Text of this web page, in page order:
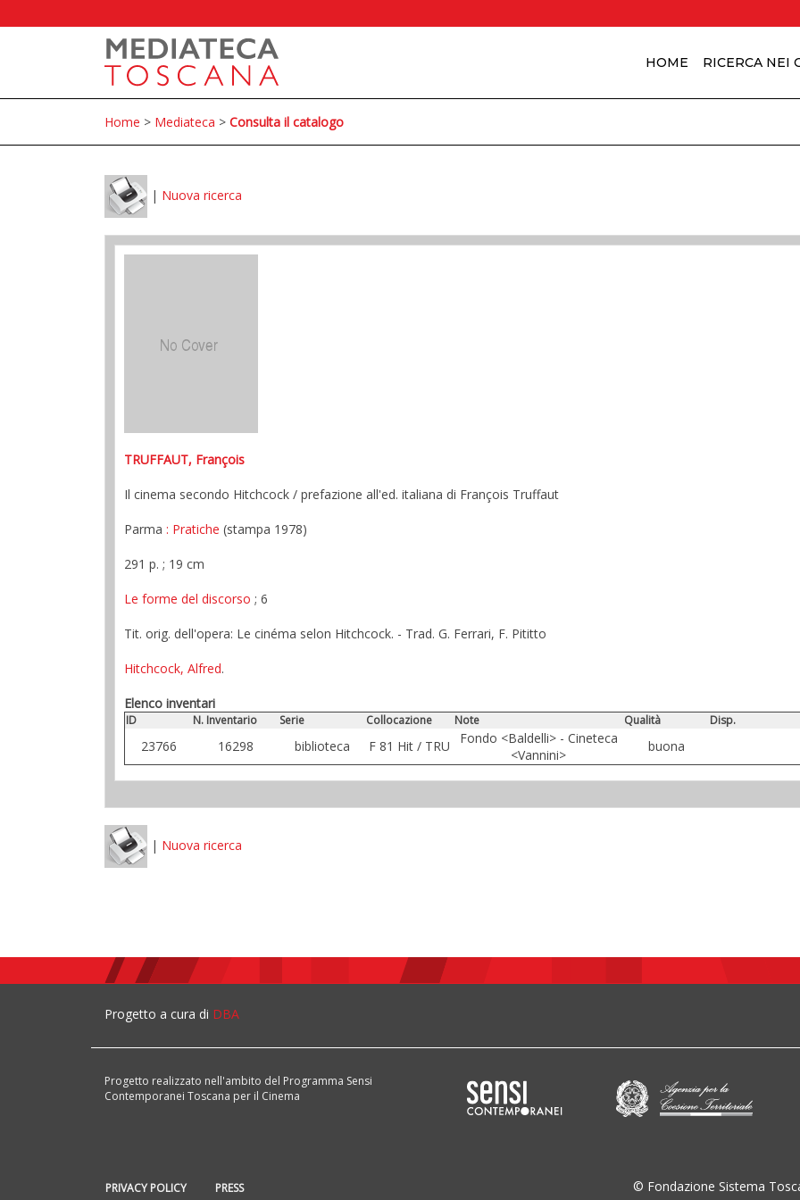
HOME RICERCA NEI
Home > Mediateca > Consulta il catalogo
| Nuova ricerca
TRUFFAUT, François
Il cinema secondo Hitchcock / prefazione all'ed. italiana di François Truffaut
Parma : Pratiche (stampa 1978)
291 p. ; 19 cm
Le forme del discorso ; 6
Tit. orig. dell'opera: Le cinéma selon Hitchcock. - Trad. G. Ferrari, F. Pititto
Hitchcock, Alfred.
Elenco inventari
ID N. Inventario Serie Collocazione Note Qualità Disp.
23766 16298 biblioteca F 81 Hit / TRU
Fondo <Baldelli> - Cineteca
<Vannini>
buona
| Nuova ricerca
Progetto a cura di DBA
Progetto realizzato nell'ambito del Programma Sensi
Contemporanei Toscana per il Cinema
PRIVACY POLICY PRESS © Fondazione Sistema